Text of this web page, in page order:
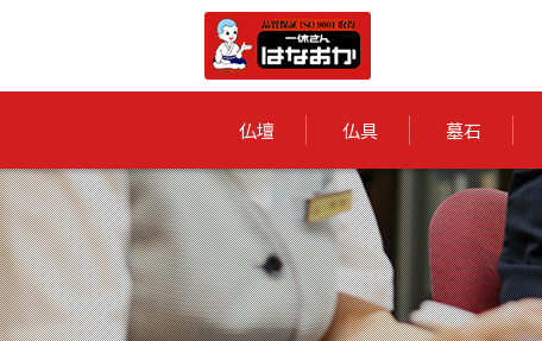
仏壇 仏具 墓石